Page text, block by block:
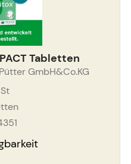
Tabletten
GmbH&Co.KG